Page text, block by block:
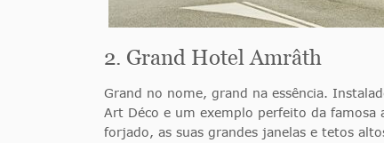
2. Grand Hotel Amrâth
Grand no nome, grand na essência.
Art Déco e um exemplo perfeito da
forjado, as suas grandes janelas e tetos